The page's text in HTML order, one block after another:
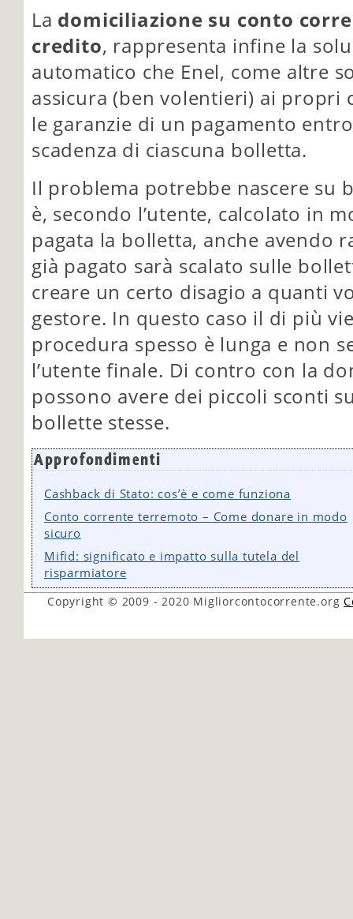
La domiciliazione su conto
credito, rappresenta infine la
automatico che Enel, come altre
assicura (ben volentieri) ai propri
le garanzie di un pagamento
scadenza di ciascuna bolletta.
Il problema potrebbe nascere su
è, secondo l’utente, calcolato in
pagata la bolletta, anche avendo
già pagato sarà scalato sulle
creare un certo disagio a quanti
gestore. In questo caso il di più
procedura spesso è lunga e non
l’utente finale. Di contro con la
possono avere dei piccoli sconti
bollette stesse.
Approfondimenti
Cashback di Stato: cos’è e come funziona
Conto corrente terremoto – Come donare in modo
sicuro
Mifid: significato e impatto sulla tutela del
risparmiatore
Copyright © 2009 - 2020 Migliorcontocorrente.org